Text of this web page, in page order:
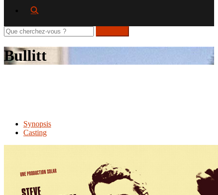
Rechercher
sur
le
site
Bullitt
Synopsis
Casting